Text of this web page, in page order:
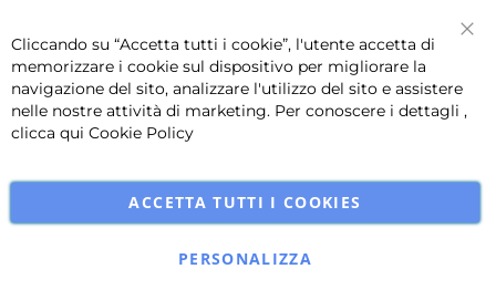
Cliccando su “Accetta tutti i cookie”, l'utente accetta di
memorizzare i cookie sul dispositivo per migliorare la
navigazione del sito, analizzare l'utilizzo del sito e assistere
nelle nostre attività di marketing. Per conoscere i dettagli ,
clicca qui Cookie Policy
ACCETTA TUTTI I COOKIES
PERSONALIZZA